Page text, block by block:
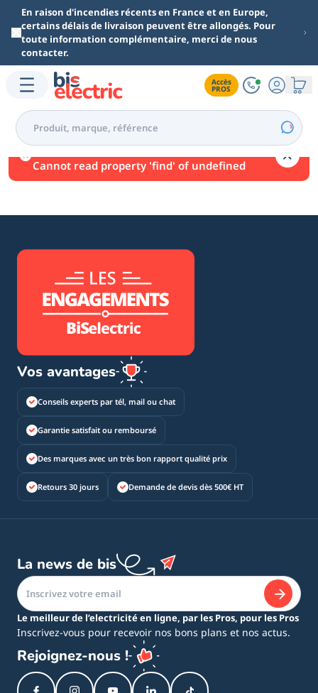
Aller au contenu principal
En raison d'incendies récents en France et en Europe,
certains délais de livraison peuvent être allongés. Pour
toute information complémentaire, merci de nous
contacter.
Accès
PROS
Une erreur est survenue.
Cannot read property 'find' of undefined
Vos avantages
Conseils experts par tél, mail ou chat
Garantie satisfait ou remboursé
Des marques avec un très bon rapport qualité prix
Retours 30 jours Demande de devis dès 500€ HT
La news de bis
Le meilleur de l’electricité en ligne, par les Pros, pour les Pros
Inscrivez-vous pour recevoir nos bons plans et nos actus.
Rejoignez-nous !